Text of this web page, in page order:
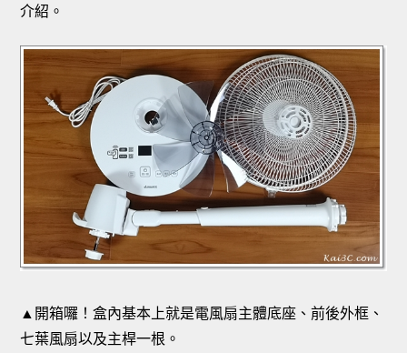
介紹。
▲開箱囉！盒內基本上就是電風扇主體底座、前後外框、
七葉風扇以及主桿一根。